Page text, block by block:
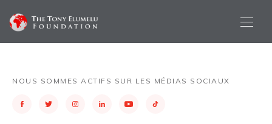
NOUS SOMMES ACTIFS SUR LES MÉDIAS SOCIAUX